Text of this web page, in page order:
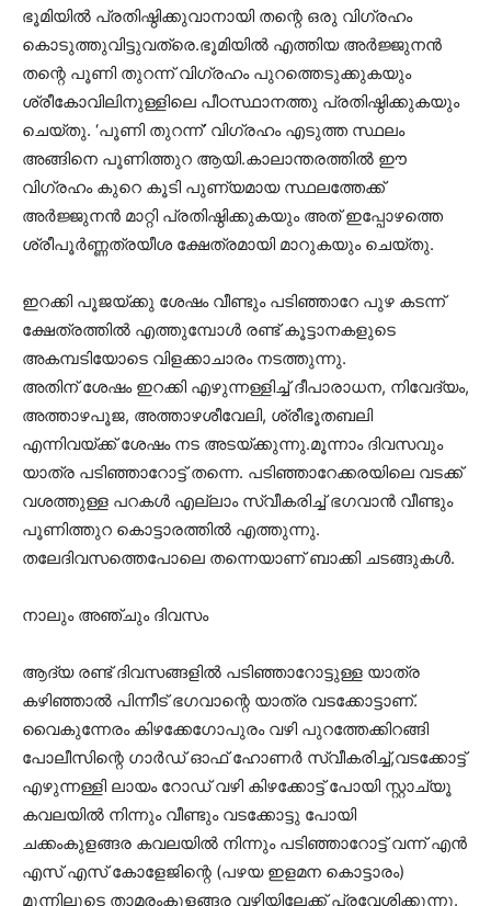
ഭൂമിയിൽ പ്രതിഷ്ഠിക്കുവാനായി തന്റെ ഒരു വിഗ്രഹം
കൊടുത്തുവിട്ടുവത്രെ.ഭൂമിയിൽ എത്തിയ അർജ്ജുനൻ
തന്റെ പൂണി തുറന്ന് വിഗ്രഹം പുറത്തെടുക്കുകയും
ശ്രീകോവിലിനുള്ളിലെ പീഠസ്ഥാനത്തു പ്രതിഷ്ഠിക്കുകയും
ചെയ്തു. ‘പൂണി തുറന്ന്’ വിഗ്രഹം എടുത്ത സ്ഥലം
അങ്ങിനെ പൂണിത്തുറ ആയി.കാലാന്തരത്തിൽ ഈ
വിഗ്രഹം കുറെ കൂടി പുണ്യമായ സ്ഥലത്തേക്ക്
അർജ്ജുനൻ മാറ്റി പ്രതിഷ്ഠിക്കുകയും അത് ഇപ്പോഴത്തെ
ശ്രീപൂർണ്ണത്രയീശ ക്ഷേത്രമായി മാറുകയും ചെയ്തു.
ഇറക്കി പൂജയ്ക്കു ശേഷം വീണ്ടും പടിഞ്ഞാറേ പുഴ കടന്ന്
ക്ഷേത്രത്തിൽ എത്തുമ്പോൾ രണ്ട് കൂട്ടാനകളുടെ
അകമ്പടിയോടെ വിളക്കാചാരം നടത്തുന്നു.
അതിന് ശേഷം ഇറക്കി എഴുന്നള്ളിച്ച് ദീപാരാധന, നിവേദ്യം,
അത്താഴപൂജ, അത്താഴശീവേലി, ശ്രീഭൂതബലി
എന്നിവയ്ക്ക് ശേഷം നട അടയ്ക്കുന്നു.മൂന്നാം ദിവസവും
യാത്ര പടിഞ്ഞാറോട്ട് തന്നെ. പടിഞ്ഞാറേക്കരയിലെ വടക്ക്
വശത്തുള്ള പറകൾ എല്ലാം സ്വീകരിച്ച് ഭഗവാൻ വീണ്ടും
പൂണിത്തുറ കൊട്ടാരത്തിൽ എത്തുന്നു.
തലേദിവസത്തെപോലെ തന്നെയാണ് ബാക്കി ചടങ്ങുകൾ.
നാലും അഞ്ചും ദിവസം
ആദ്യ രണ്ട് ദിവസങ്ങളിൽ പടിഞ്ഞാറോട്ടുള്ള യാത്ര
കഴിഞ്ഞാൽ പിന്നീട് ഭഗവാന്റെ യാത്ര വടക്കോട്ടാണ്.
വൈകുന്നേരം കിഴക്കേഗോപുരം വഴി പുറത്തേക്കിറങ്ങി
പോലീസിന്റെ ഗാർഡ് ഓഫ് ഹോണർ സ്വീകരിച്ച്,വടക്കോട്ട്
എഴുന്നള്ളി ലായം റോഡ് വഴി കിഴക്കോട്ട് പോയി സ്റ്റാച്യൂ
കവലയിൽ നിന്നും വീണ്ടും വടക്കോട്ടു പോയി
ചക്കംകുളങ്ങര കവലയിൽ നിന്നും പടിഞ്ഞാറോട്ട് വന്ന് എൻ
എസ് എസ് കോളേജിന്റെ (പഴയ ഇളമന കൊട്ടാരം)
മുന്നിലൂടെ താമരംകുളങ്ങര വഴിയിലേക്ക് പ്രവേശിക്കുന്നു.